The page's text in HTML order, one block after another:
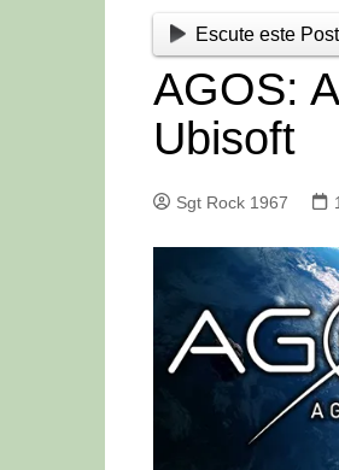
Escute este Post
AGOS:
Ubisoft
Sgt Rock 1967